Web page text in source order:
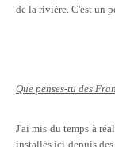
de la rivière. C'est un
Que penses-tu des
J'ai mis du temps à
installés ici depuis